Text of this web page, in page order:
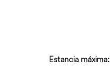
Estancia máxima: